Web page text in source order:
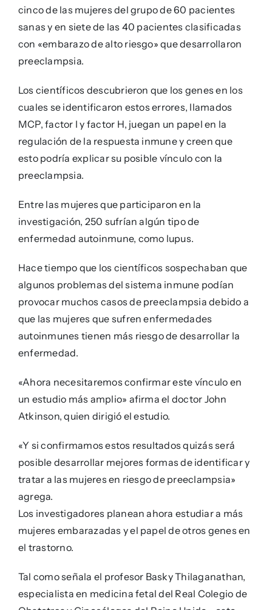
cinco de las mujeres del grupo de 60 pacientes
sanas y en siete de las 40 pacientes clasificadas
con «embarazo de alto riesgo» que desarrollaron
preeclampsia.
Los científicos descubrieron que los genes en los
cuales se identificaron estos errores, llamados
MCP, factor I y factor H, juegan un papel en la
regulación de la respuesta inmune y creen que
esto podría explicar su posible vínculo con la
preeclampsia.
Entre las mujeres que participaron en la
investigación, 250 sufrían algún tipo de
enfermedad autoinmune, como lupus.
Hace tiempo que los científicos sospechaban que
algunos problemas del sistema inmune podían
provocar muchos casos de preeclampsia debido a
que las mujeres que sufren enfermedades
autoinmunes tienen más riesgo de desarrollar la
enfermedad.
«Ahora necesitaremos confirmar este vínculo en
un estudio más amplio» afirma el doctor John
Atkinson, quien dirigió el estudio.
«Y si confirmamos estos resultados quizás será
posible desarrollar mejores formas de identificar y
tratar a las mujeres en riesgo de preeclampsia»
agrega.
Los investigadores planean ahora estudiar a más
mujeres embarazadas y el papel de otros genes en
el trastorno.
Tal como señala el profesor Basky Thilaganathan,
especialista en medicina fetal del Real Colegio de